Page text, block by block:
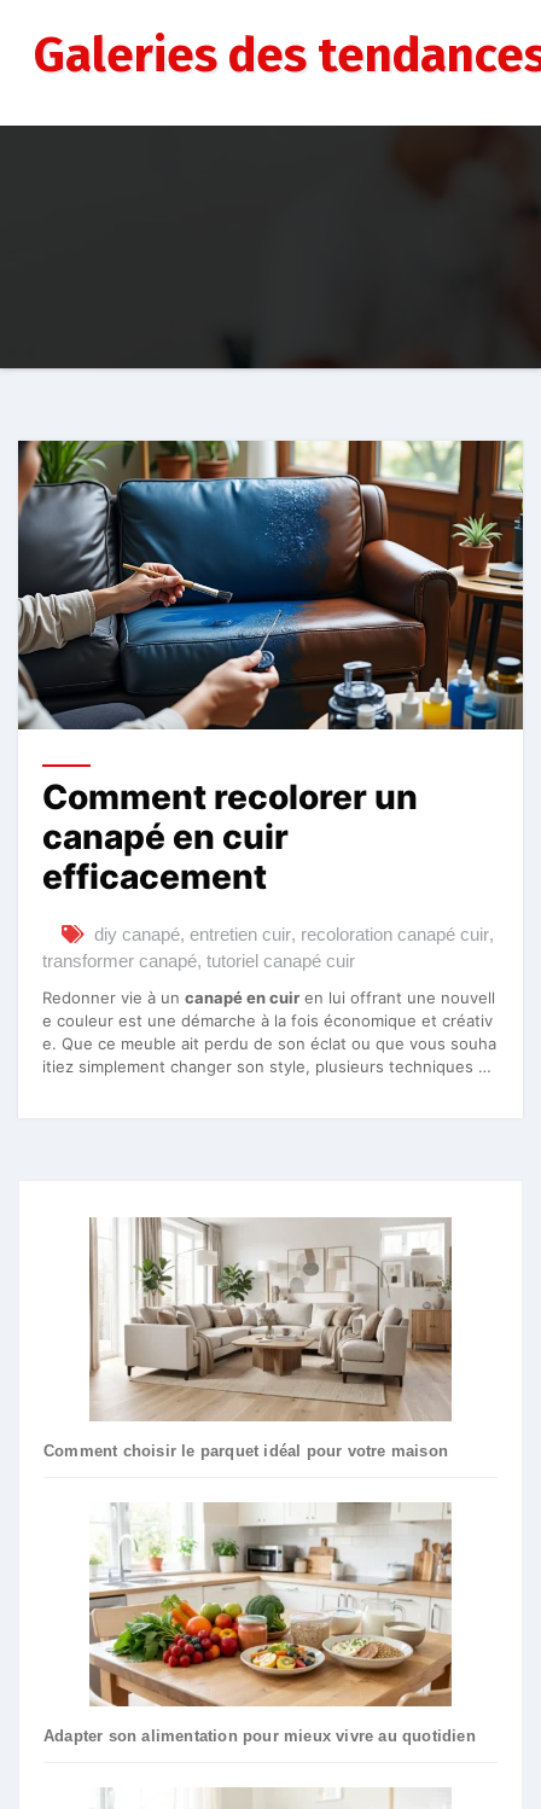
contenuGaleries des
Comment recolorer un
canapé en cuir
efficacement
diy canapé, entretien cuir, recoloration canapé cuir,
transformer canapé, tutoriel canapé cuir
Redonner vie à un canapé en cuir en lui offrant une nouvell
e couleur est une démarche à la fois économique et créativ
e. Que ce meuble ait perdu de son éclat ou que vous souha
itiez simplement changer son style, plusieurs techniques …
Comment choisir le parquet idéal pour votre maison
Adapter son alimentation pour mieux vivre au quotidien